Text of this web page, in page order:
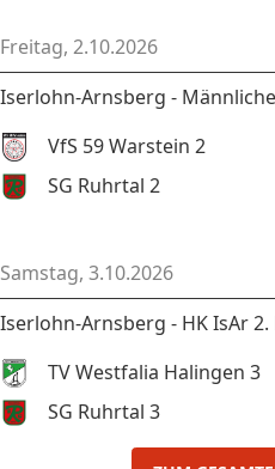
Freitag, 2.10.2026
Iserlohn-Arnsberg -
VfS 59 Warstein 2
SG Ruhrtal 2
Samstag, 3.10.2026
Iserlohn-Arnsberg - HK IsAr
TV Westfalia Halingen 3
SG Ruhrtal 3